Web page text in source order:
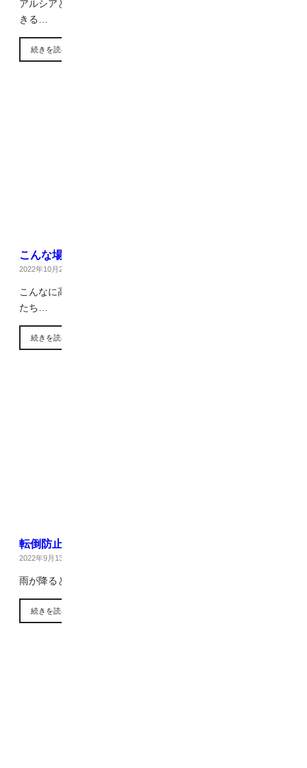
アルシアというガレージを設置しました☻ リモコンで開閉で
きる…
続きを読む
こんな場所も
2022年10月25日
こんなに高～い場所の左官工事も承っております！ 素人の私
たち…
続きを読む
転倒防止！手すりの設置
2022年9月13日
雨が降るとタイルは滑りやすくなります🌧 実際…
続きを読む